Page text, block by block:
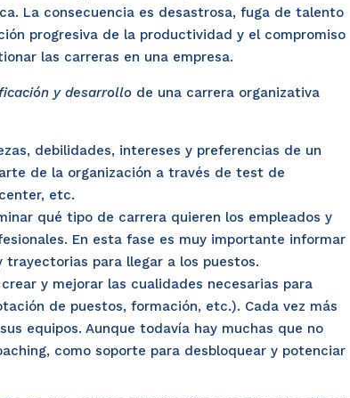
La consecuencia es desastrosa, fuga de talento
progresiva de la productividad y el compromiso
las carreras en una empresa.
y desarrollo de una carrera organizativa
debilidades, intereses y preferencias de un
de la organización a través de test de
etc.
qué tipo de carrera quieren los empleados y
En esta fase es muy importante informar
trayectorias para llegar a los puestos.
y mejorar las cualidades necesarias para
de puestos, formación, etc.). Cada vez más
equipos. Aunque todavía hay muchas que no
como soporte para desbloquear y potenciar